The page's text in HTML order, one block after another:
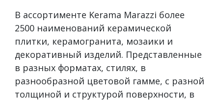
В ассортименте Kerama Marazzi более
2500 наименований керамической
плитки, керамогранита, мозаики и
декоративный изделий. Представленные
в разных форматах, стилях, в
разнообразной цветовой гамме, с разной
толщиной и структурой поверхности, в